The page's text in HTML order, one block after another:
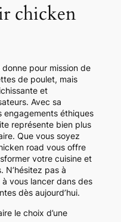
chicken
pour mission de
de poulet, mais
et
Avec sa
engagements éthiques
représente bien plus
Que vous soyez
road vous offre
votre cuisine et
N’hésitez pas à
vous lancer dans des
dès aujourd’hui.
le choix d’une